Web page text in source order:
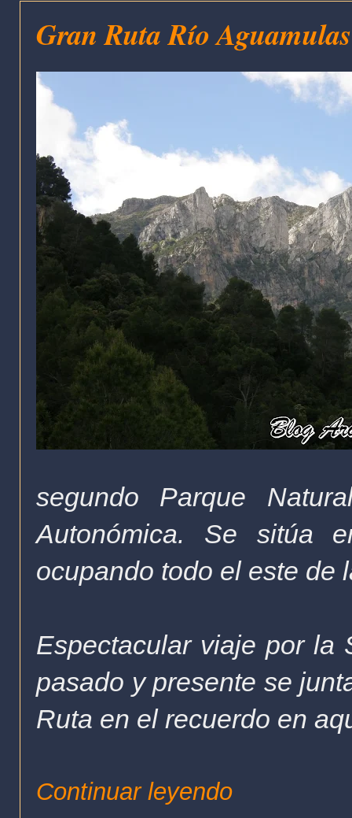
Gran Ruta Río
segundo Parque
Autonómica. Se sitúa
ocupando todo el este de
Espectacular viaje por la
pasado y presente se
Ruta en el recuerdo en
Continuar leyendo